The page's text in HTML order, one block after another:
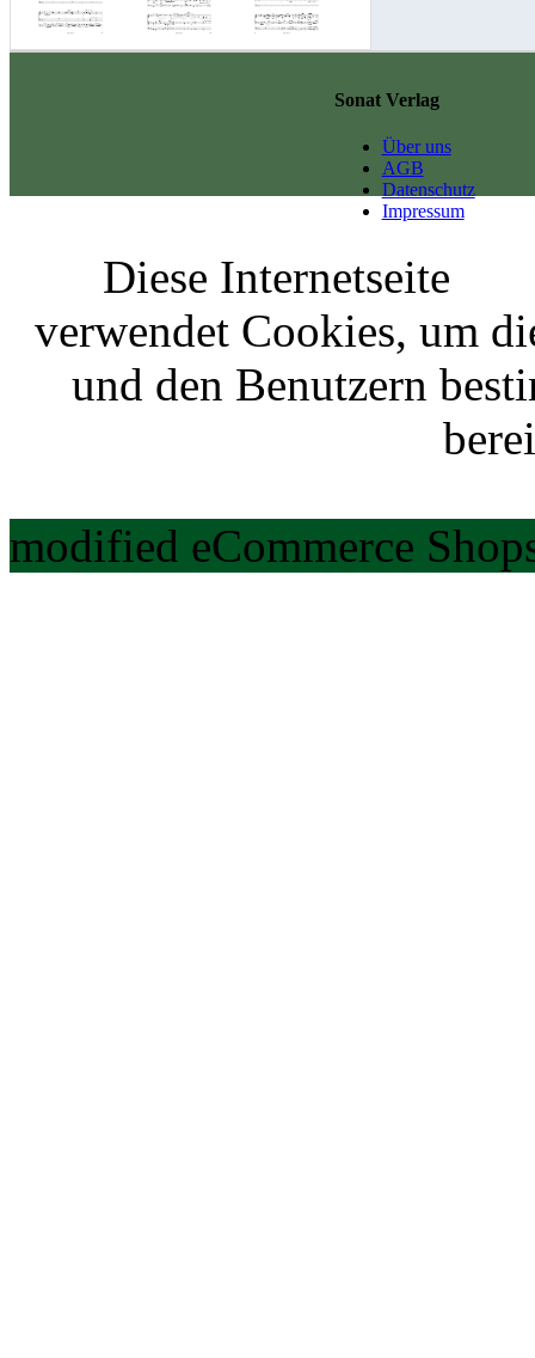
Sonat Verlag
Über uns
AGB
Datenschutz
Impressum
Diese Internetseite
verwendet Cookies, um
und den Benutzern
modified eCommerce